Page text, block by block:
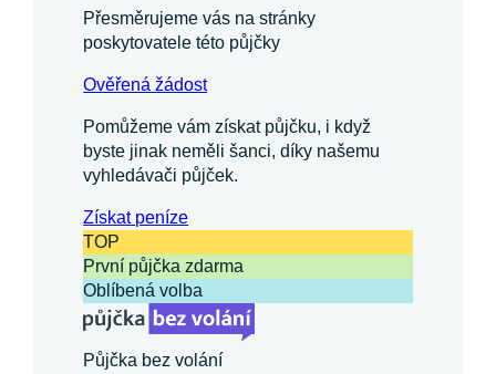
Přesměrujeme vás na stránky
poskytovatele této půjčky
Ověřená žádost
Pomůžeme vám získat půjčku, i když
byste jinak neměli šanci, díky našemu
vyhledávači půjček.
Získatpeníze
TOP
První půjčka zdarma
Oblíbená volba
Půjčka bez volání